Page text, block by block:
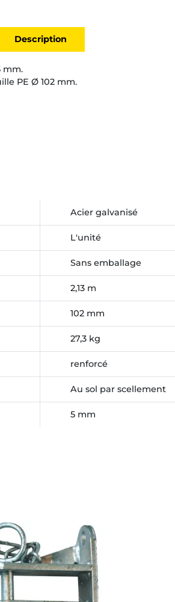
Description
mm.
PE Ø 102 mm.
Acier galvanisé
L'unité
Sans emballage
2,13 m
102 mm
27,3 kg
renforcé
Au sol par scellement
5 mm